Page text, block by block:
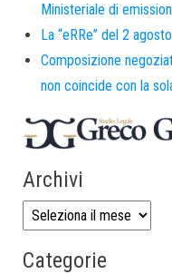
Ministeriale di
La “eRRe” del 2
Composizione
non coincide con la
Archivi
Categorie